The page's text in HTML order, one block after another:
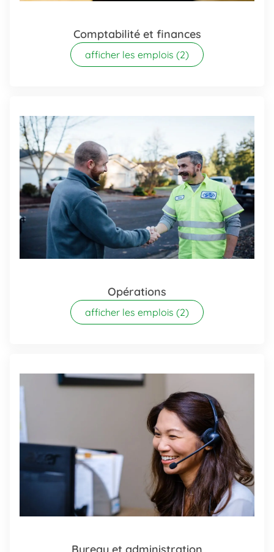
Comptabilité et finances
afficher les emplois (2)
Opérations
afficher les emplois (2)
Bureau et administration